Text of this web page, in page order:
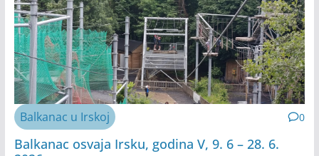
Balkanac u Irskoj 0
Balkanac osvaja Irsku, godina V, 9. 6 – 28. 6.